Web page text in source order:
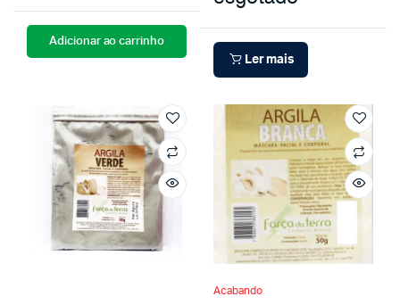
Adicionar ao carrinho
Ler mais
Acabando